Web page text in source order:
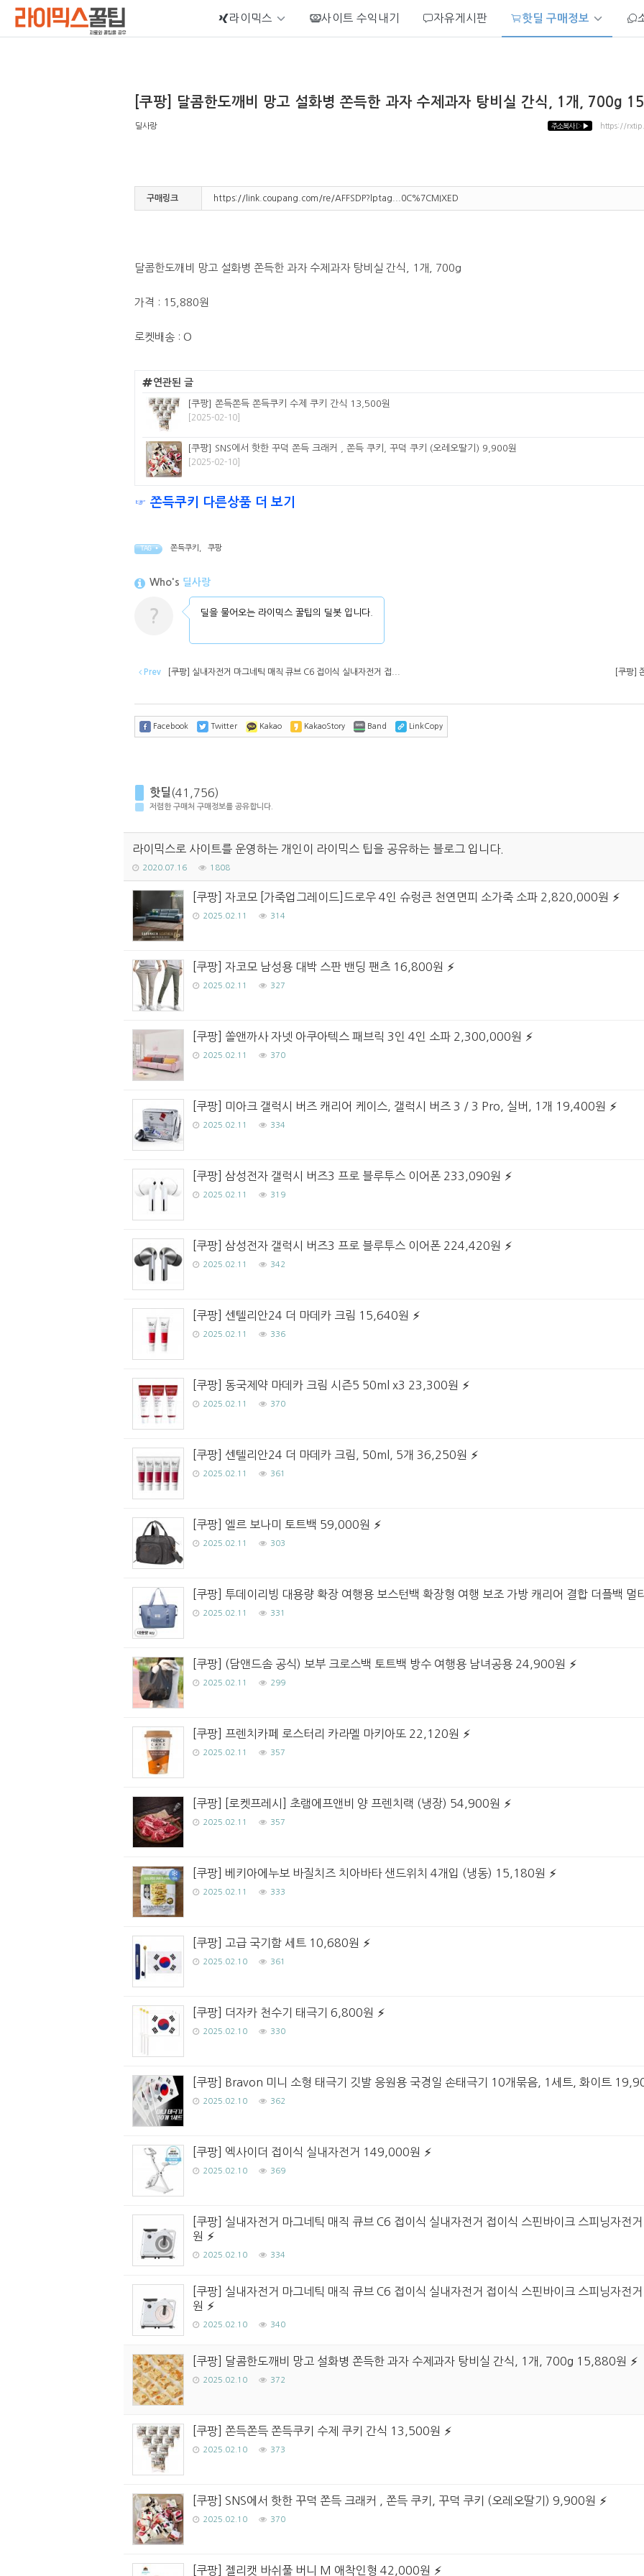
라이믹스 사이트 수익내기 자유게시판 핫딜 구매정보
[쿠팡] 달콤한도깨비 망고 설화병 쫀득한 과자 수제과자 탕비실 간식, 1개, 700g
딜사랑 주소복사 ▷▶ https://
구매링크 https://link.coupang.com/re/AFFSDP?lptag...0C%7CMIXED
달콤한도깨비 망고 설화병 쫀득한 과자 수제과자 탕비실 간식, 1개, 700g
가격 : 15,880원
로켓배송 : O
연관된 글
[쿠팡] 쫀득쫀득 쫀득쿠키 수제 쿠키 간식 13,500원
[2025-02-10]
[쿠팡] SNS에서 핫한 꾸덕 쫀득 크래커 , 쫀득 쿠키, 꾸덕 쿠키 (오레오딸기) 9,900원
[2025-02-10]
☞ 쫀득쿠키 다른상품 더 보기
TAG • 쫀득쿠키 쿠팡
Who's 딜사랑
? 딜을 물어오는 라이믹스 꿀팁의 딜봇 입니다.
Prev [쿠팡] 실내자전거 마그네틱 매직 큐브 C6 접이식 실내자전거 접... [쿠팡]
Facebook Twitter Kakao KakaoStory Band LinkCopy
핫딜 (41,756)
저렴한 구매처 구매정보를 공유합니다.
라이믹스로 사이트를 운영하는 개인이 라이믹스 팁을 공유하는 블로그 입니다.
2020.07.16 1808
[쿠팡] 자코모 [가죽업그레이드]드로우 4인 슈렁큰 천연면피 소가죽 소파 2,820,000원
2025.02.11 314
[쿠팡] 자코모 남성용 대박 스판 밴딩 팬츠 16,800원
2025.02.11 327
[쿠팡] 쏠앤까사 자넷 아쿠아텍스 패브릭 3인 4인 소파 2,300,000원
2025.02.11 370
[쿠팡] 미아크 갤럭시 버즈 캐리어 케이스, 갤럭시 버즈 3 / 3 Pro, 실버, 1개 19,400원
2025.02.11 334
[쿠팡] 삼성전자 갤럭시 버즈3 프로 블루투스 이어폰 233,090원
2025.02.11 319
[쿠팡] 삼성전자 갤럭시 버즈3 프로 블루투스 이어폰 224,420원
2025.02.11 342
[쿠팡] 센텔리안24 더 마데카 크림 15,640원
2025.02.11 336
[쿠팡] 동국제약 마데카 크림 시즌5 50ml x3 23,300원
2025.02.11 370
[쿠팡] 센텔리안24 더 마데카 크림, 50ml, 5개 36,250원
2025.02.11 361
[쿠팡] 엘르 보나미 토트백 59,000원
2025.02.11 303
[쿠팡] 투데이리빙 대용량 확장 여행용 보스턴백 확장형 여행 보조 가방 캐리어 결합 더플백
2025.02.11 331
[쿠팡] (담앤드솜 공식) 보부 크로스백 토트백 방수 여행용 남녀공용 24,900원
2025.02.11 299
[쿠팡] 프렌치카페 로스터리 카라멜 마키아또 22,120원
2025.02.11 357
[쿠팡] [로켓프레시] 초램에프앤비 양 프렌치랙 (냉장) 54,900원
2025.02.11 357
[쿠팡] 베키아에누보 바질치즈 치아바타 샌드위치 4개입 (냉동) 15,180원
2025.02.11 333
[쿠팡] 고급 국기함 세트 10,680원
2025.02.10 361
[쿠팡] 더자카 천수기 태극기 6,800원
2025.02.10 330
[쿠팡] Bravon 미니 소형 태극기 깃발 응원용 국경일 손태극기 10개묶음, 1세트, 화이트
2025.02.10 362
[쿠팡] 엑사이더 접이식 실내자전거 149,000원
2025.02.10 369
[쿠팡] 실내자전거 마그네틱 매직 큐브 C6 접이식 실내자전거 접이식 스핀바이크 스피닝자
원
2025.02.10 334
[쿠팡] 실내자전거 마그네틱 매직 큐브 C6 접이식 실내자전거 접이식 스핀바이크 스피닝자
원
2025.02.10 340
[쿠팡] 달콤한도깨비 망고 설화병 쫀득한 과자 수제과자 탕비실 간식, 1개, 700g 15,880원
2025.02.10 372
[쿠팡] 쫀득쫀득 쫀득쿠키 수제 쿠키 간식 13,500원
2025.02.10 373
[쿠팡] SNS에서 핫한 꾸덕 쫀득 크래커 , 쫀득 쿠키, 꾸덕 쿠키 (오레오딸기) 9,900원
2025.02.10 370
[쿠팡] 젤리캣 바쉬풀 버니 M 애착인형 42,000원
Sketchbook5, 스케치북5